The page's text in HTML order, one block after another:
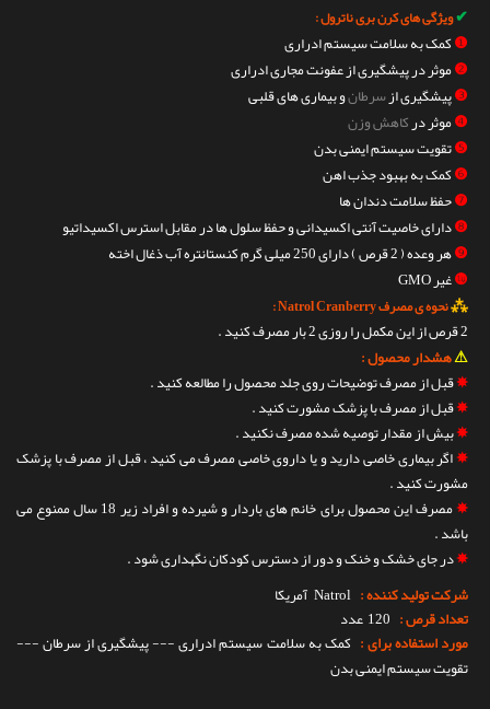
✔ویژگی های کرن بری ناترول :
❶کمک به سلامت سیستم ادراری
❷موثر در پیشگیری از عفونت مجاری ادراری
❸پیشگیری ازسرطانو بیماری های قلبی
❹موثر درکاهش وزن
❺تقویت سیستم ایمنی بدن
❻کمک به بهبود جذب اهن
❼حفظ سلامت دندان ها
❽دارای خاصیت آنتی اکسیدانی و حفظ سلول ها در مقابل استرس اکسیداتیو
❾هر وعده ( 2 قرص ) دارای 250 میلی گرم کنستانتره آب ذغال اخته
❿غیر GMO
⁂نحوه ی مصرف Natrol Cranberry :
2 قرص از این مکمل را روزی 2 بار مصرف کنید .
⚠هشدار محصول :
✵قبل از مصرف توضیحات روی جلد محصول را مطالعه کنید .
✵قبل از مصرف با پزشک مشورت کنید .
✵بیش از مقدار توصیه شده مصرف نکنید .
✵اگر بیماری خاصی دارید و یا داروی خاصی مصرف می کنید ، قبل از مصرف با پزشک
مشورت کنید .
✵
مصرف این محصول برای خانم های باردار و شیرده و افراد زیر 18 سال ممنوع می
باشد .
✵در جای خشک و خنک و دور از دسترس کودکان نگهداری شود .
شرکت تولید کننده : Natrol آمریکا
تعداد قرص : 120 عدد
مورد استفاده برای : کمک به سلامت سیستم ادراری --- پیشگیری از سرطان ---
تقویت سیستم ایمنی بدن